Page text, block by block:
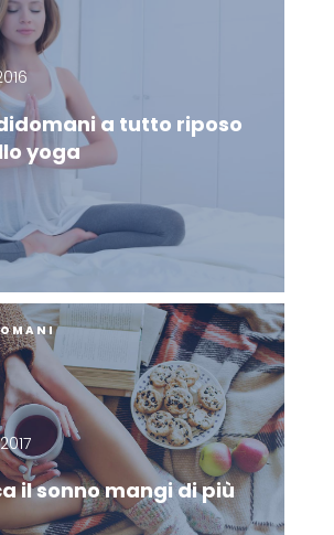
a tutto riposo
yoga
il sonno mangi di più